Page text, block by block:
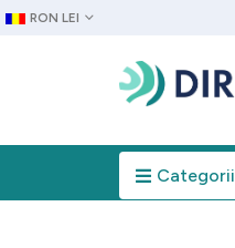
RON LEI